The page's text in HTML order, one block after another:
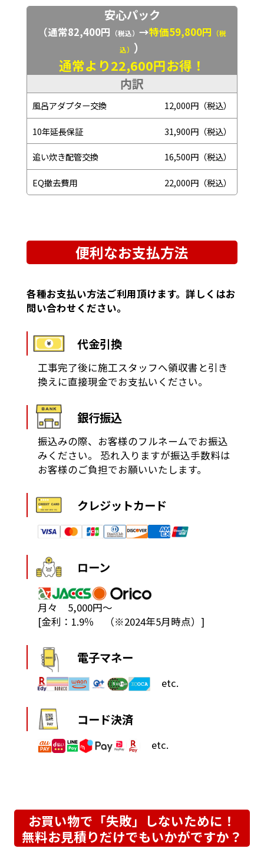
安心パック
（通常82,400円 （税込） →特価59,800円
（税
込） ）
通常より22,600円お得！
内訳
風呂アダプター交換 12,000円（税込）
10年延長保証 31,900円（税込）
追い炊き配管交換 16,500円（税込）
EQ撤去費用 22,000円（税込）
便利なお支払方法
各種お支払い方法ご利用頂けます。詳しくはお
問い合わせください。
代金引換
工事完了後に施工スタッフへ領収書と引き
換えに直接現金でお支払いください。
銀行振込
振込みの際、お客様のフルネームでお振込
みください。
恐れ入りますが振込手数料は
お客様のご負担でお願いいたします。
クレジットカード
ローン
月々 5,000円～
[金利：1.9％ （※2024年5月時点）]
電子マネー
etc.
コード決済
etc.
お買い物で「失敗」しないために！
無料お見積りだけでもいかがですか？